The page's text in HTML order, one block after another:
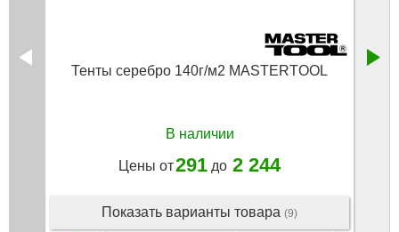
Тенты серебро 140г/м2 MASTERTOOL
В наличии
Цены от291 до 2 244
Показать варианты товара (9)
Нож